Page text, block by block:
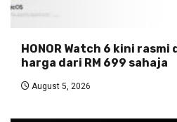
HONOR Watch 6 kini rasmi
harga dari RM 699 sahaja
August 5, 2026